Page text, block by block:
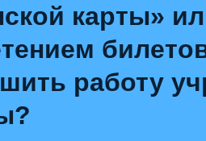
карты»
работу